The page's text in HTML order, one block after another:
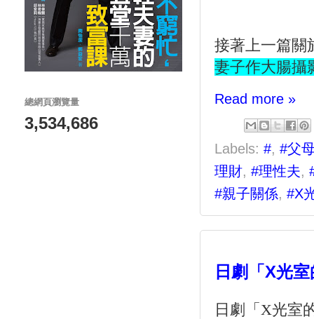
接著上一篇關
妻子作大腸攝
Read more »
Labels: #, #父
理財, #理性夫,
#親子關係, #X
日劇「X光
日劇「 X光室
總網頁瀏覽量
3,534,686